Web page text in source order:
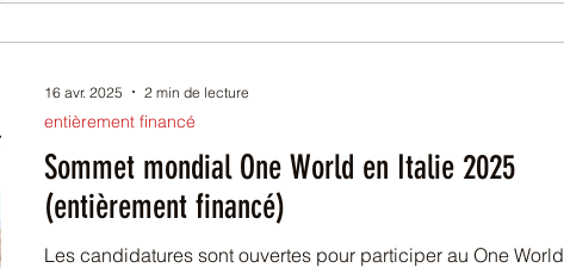
Sommet mondial One World en Italie 2025
(entièrement financé)
Les candidatures sont ouvertes pour participer au One World
entièrement financé
16 avr. 2025 2 min de lecture